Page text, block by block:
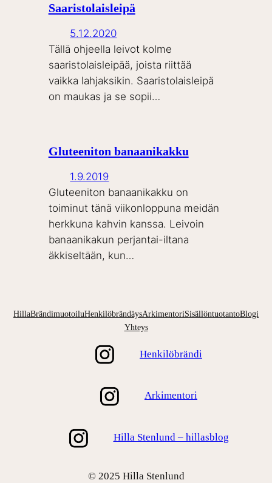
Saaristolaisleipä
5.12.2020
Tällä ohjeella leivot kolme
saaristolaisleipää, joista riittää
vaikka lahjaksikin. Saaristolaisleipä
on maukas ja se sopii…
Gluteeniton banaanikakku
1.9.2019
Gluteeniton banaanikakku on
toiminut tänä viikonloppuna meidän
herkkuna kahvin kanssa. Leivoin
banaanikakun perjantai-iltana
äkkiseltään, kun…
HillaBrändimuotoiluHenkilöbrändäysArkimentoriSisällöntuotantoBlogi
Yhteys
Henkilöbrändi
Arkimentori
Hilla Stenlund – hillasblog
© 2025 Hilla Stenlund